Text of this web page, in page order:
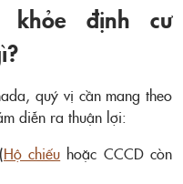
khỏe định cư
quý vị cần mang theo
diễn ra thuận lợi:
Hộ chiếu hoặc CCCD còn